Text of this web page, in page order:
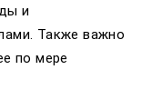
и
Также важно
по мере